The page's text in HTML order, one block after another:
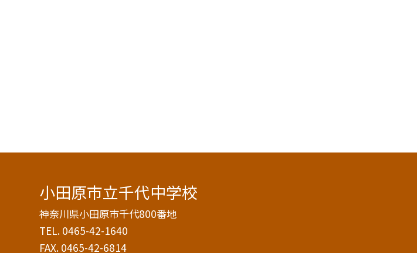
小田原市立千代中学校
神奈川県小田原市千代800番地
TEL. 0465-42-1640
FAX. 0465-42-6814